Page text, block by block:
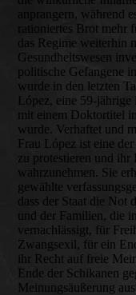
anprangern, während
rationiertes Brot mehr
das Regime weiterhin
Gesundheitswesen
politische Gefangene
wurde in den letzten
López, eine 59-
mit einem Doktortitel
wurde. Verhaftet und
Frau López ist eine
zu protestieren und ihr
wahrzunehmen. Sie
gewählte
dass der Staat die Not
und der Familien, die
vernachlässigt, für
Zwangsexil, für ein
ihr Recht auf freie
Ende der Schikanen
Meinungsäußerung